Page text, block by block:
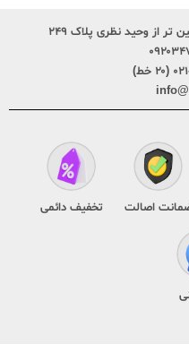
اصالت تخفیف دائمی